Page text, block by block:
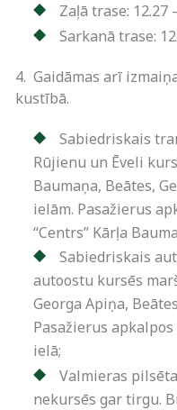
Zaļā trase: 12.27
Sarkanā trase:
4. Gaidāmas arī
kustībā.
Sabiedriskais
Rūjienu un Ēveli
Baumaņa, Beātes,
ielām. Pasažierus
“Centrs” Kārļa
Sabiedriskais
autoostu kursēs
Georga Apiņa,
Pasažierus
ielā;
Valmieras
nekursēs gar tirgu.